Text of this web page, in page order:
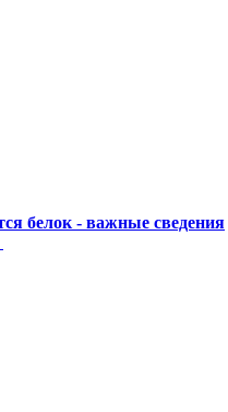
белок - важные сведения